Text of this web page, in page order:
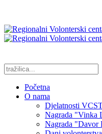
Početna
O nama
Djelatnosti
Nagrada "Vinka
Nagrada "Davor